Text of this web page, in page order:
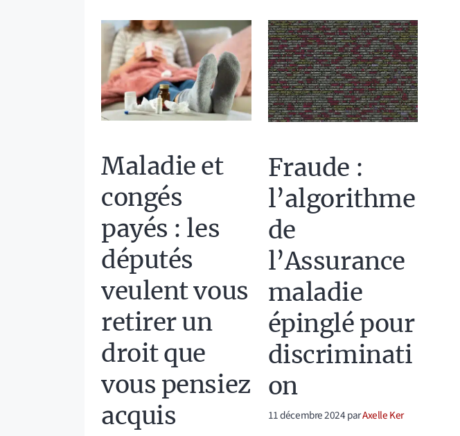
Maladie et
congés
payés : les
députés
veulent vous
retirer un
droit que
vous pensiez
acquis
Fraude :
l’algorithme
de
l’Assurance
maladie
épinglé pour
discriminati
on
11 décembre 2024parAxelle Ker